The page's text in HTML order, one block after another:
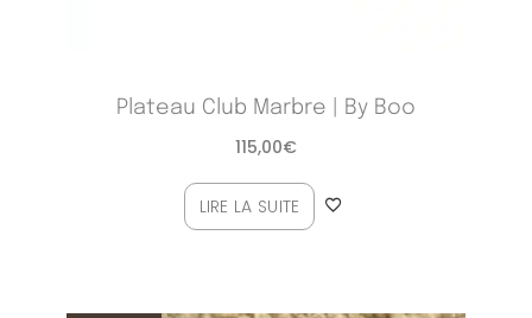
Plateau Club Marbre | By Boo
115,00€
LIRE LA SUITE